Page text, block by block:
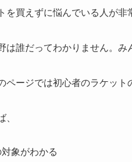
を買えずに悩んでいる人が非
は誰だってわかりません。み
ページでは初心者のラケッ
、
象がわかる